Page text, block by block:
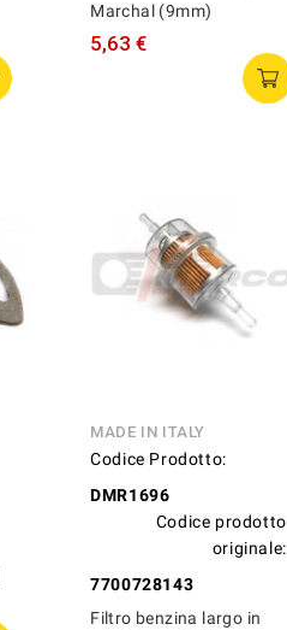
Marchal (9mm)
5,63 €
MADE IN ITALY
Codice Prodotto:
DMR1696
Codice prodotto
originale:
7700728143
Filtro benzina largo in